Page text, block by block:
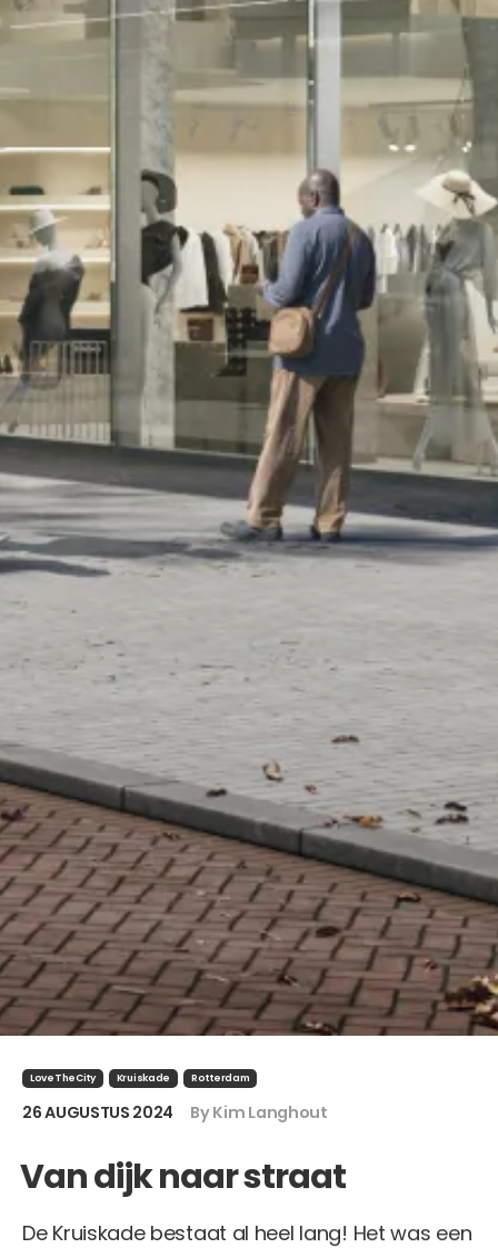
LoveTheCity Kruiskade Rotterdam
26 AUGUSTUS 2024 By Kim Langhout
Van dijk naar straat
De Kruiskade bestaat al heel lang! Het was een